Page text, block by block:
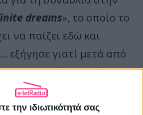
την ιδιωτικότητά σας
dreams», το οποίο το
να παίζει εδώ και
εξήγησε γιατί μετά από
Maiden είναι ακόμα
που οι ίδιοι
Παρά τα χρόνια